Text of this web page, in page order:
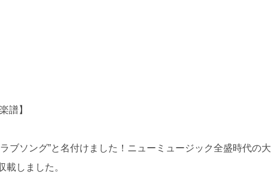
譜】
ブソング”と名付けました！ニューミュージック全盛時代の大
しました。